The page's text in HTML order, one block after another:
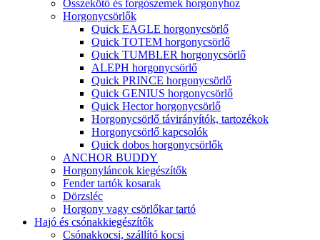
Összekötő és forgószemek horgonyhoz
Horgonycsörlők
Quick EAGLE horgonycsörlő
Quick TOTEM horgonycsörlő
Quick TUMBLER horgonycsörlő
ALEPH horgonycsörlő
Quick PRINCE horgonycsörlő
Quick GENIUS horgonycsörlő
Quick Hector horgonycsörlő
Horgonycsörlő távirányítók, tartozékok
Horgonycsörlő kapcsolók
Quick dobos horgonycsörlők
ANCHOR BUDDY
Horgonyláncok kiegészítők
Fender tartók kosarak
Dörzsléc
Horgony vagy csörlőkar tartó
Hajó és csónakkiegészítők
Csónakkocsi, szállító kocsi